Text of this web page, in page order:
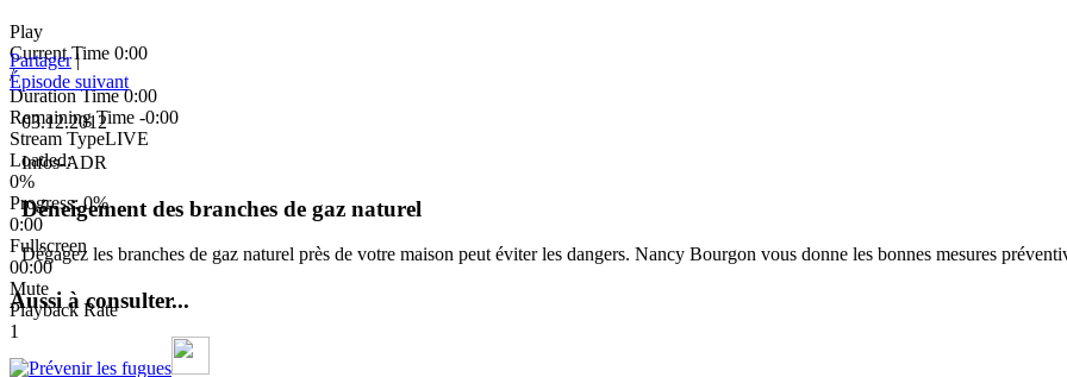
Play
Current Time 0:00
/
Duration Time0:00
Remaining Time -0:00
Stream TypeLIVE
Loaded:
0%
Progress: 0%
0:00
Fullscreen
00:00
Mute
Playback Rate
1
Partager |
Épisode suivant
03.12.2012
Infos-ADR
Déneigement des branches de gaz naturel
Dégagez les branches de gaz naturel près de votre maison peut éviter les dangers. Nancy Bourgon vous donne les bonnes mesures
Aussi à consulter...